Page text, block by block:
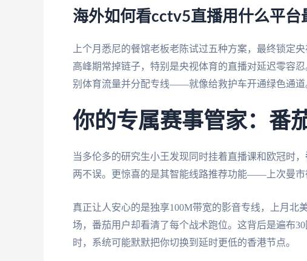
海外如何看cctv5直播用什么平台
上个月悉尼的餐馆老板老陈试过五种方案，最终锁定
高峰期常掉链子，特别是央视体育的直播对延迟零容
别体育流量并分配专线——就像给救护车开通绿色通道
你的专属赛事管家：番
当多伦多的研究生小王发现同时挂着直播课和欧冠时，
两不误。更惊喜的是其智能线路推荐功能——上次曼市
真正让人安心的是独享100M带宽的影音专线，上月北
场，番茄用户却看清了每个战术跑位。这背后是遍布
时，系统可能默默把你切换到延时更低的香港节点。